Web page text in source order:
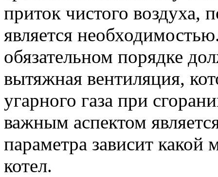
приток чистого воздуха,
является
обязательном порядке
вытяжная вентиляция,
угарного газа при
важным аспектом
параметра зависит
котел.